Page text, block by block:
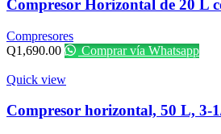
Compresor Horizontal de 20 L
Compresores
Q1,690.00 Comprar vía Whatsapp
Quick view
Compresor horizontal, 50 L, 3-